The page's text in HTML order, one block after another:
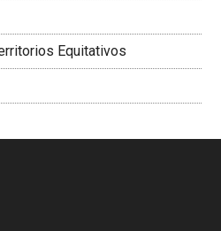
Equitativos